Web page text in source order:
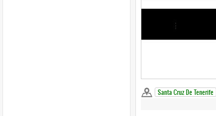
Santa Cruz De Tenerife